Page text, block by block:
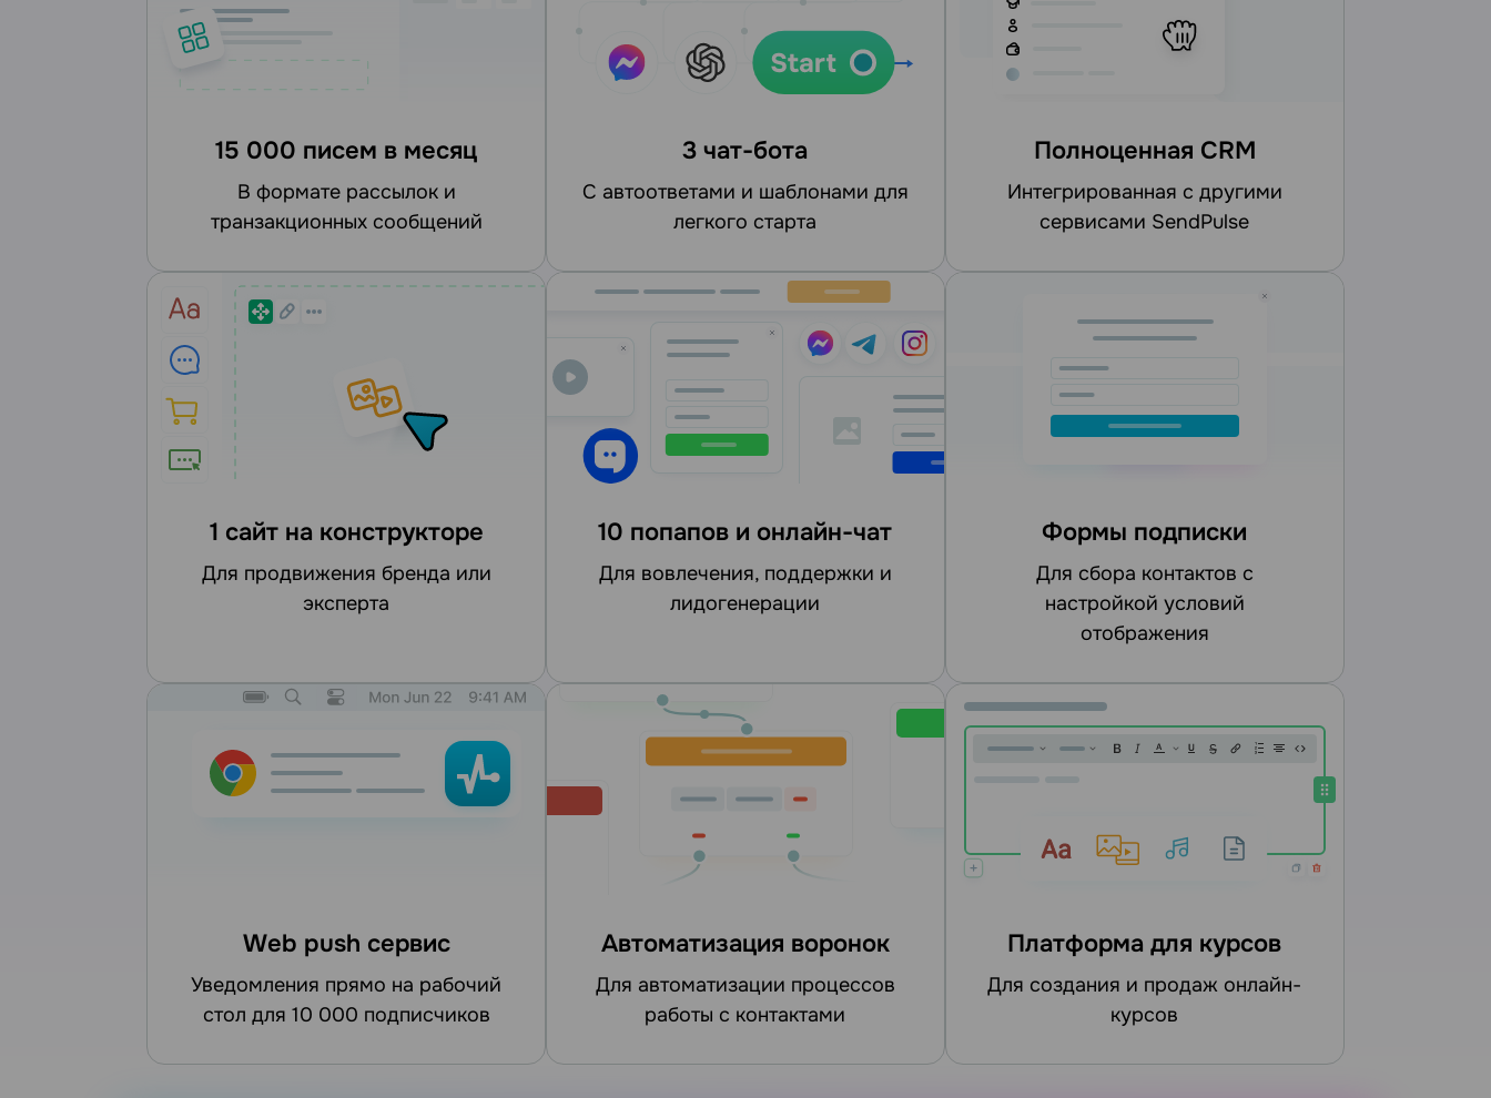
15 000 писем в месяц
в формате рассылок и
транзакционных сообщений
3 чат-бота
С автоответами и шаблонами для
легкого старта
Полноценная CRM
интегрированная с другими
сервисами SendPulse
1 сайт на конструкторе
для продвижения бренда или
эксперта
10 попапов и онлайн-чат
для вовлечения, поддержки и
лидогенерации
Формы подписки
для сбора контактов с
настройкой условий
отображения
Web push сервис
уведомления прямо на рабочий
стол для 10 000 подписчиков
Автоматизация воронок
для автоматизации процессов
работы с контактами
Платформа для курсов
для создания и продаж онлайн-
курсов